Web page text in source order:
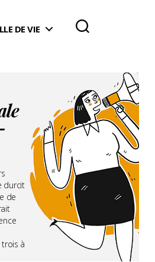
DE VIE
durcit
de
à